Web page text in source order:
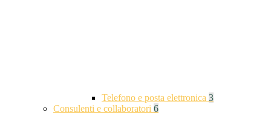
Telefono e posta elettronica 3
Consulenti e collaboratori 6